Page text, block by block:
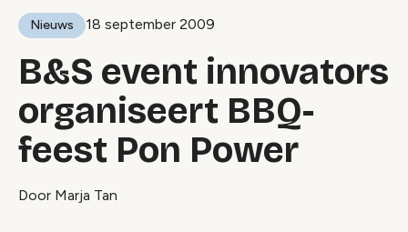
Nieuws 18 september 2009
B&S event innovators
organiseert BBQ-
feest Pon Power
Door Marja Tan